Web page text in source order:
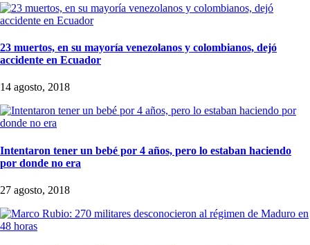
23 muertos, en su mayoría venezolanos y colombianos, dejó
accidente en Ecuador
14 agosto, 2018
Intentaron tener un bebé por 4 años, pero lo estaban haciendo
por donde no era
27 agosto, 2018